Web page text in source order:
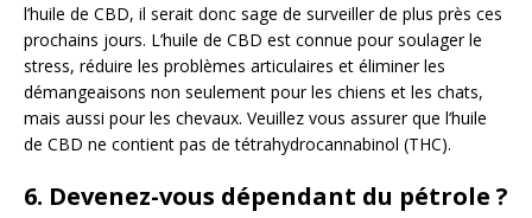
l’huile de CBD, il serait donc sage de surveiller de plus près ces
prochains jours. L’huile de CBD est connue pour soulager le
stress, réduire les problèmes articulaires et éliminer les
démangeaisons non seulement pour les chiens et les chats,
mais aussi pour les chevaux. Veuillez vous assurer que l’huile
de CBD ne contient pas de tétrahydrocannabinol (THC).
6. Devenez-vous dépendant du pétrole ?